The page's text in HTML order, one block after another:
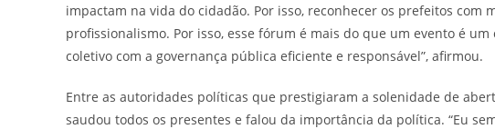
impactam na vida do cidadão. Por isso, reconhecer os prefeitos com
profissionalismo. Por isso, esse fórum é mais do que um evento é
coletivo com a governança pública eficiente e responsável”, afirmou.
Entre as autoridades políticas que prestigiaram a solenidade de
saudou todos os presentes e falou da importância da política. “Eu